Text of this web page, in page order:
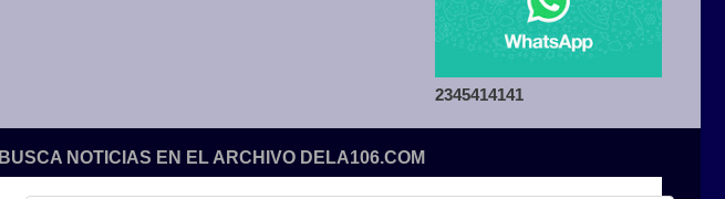
2345414141
BUSCA NOTICIAS EN EL ARCHIVO DELA106.COM